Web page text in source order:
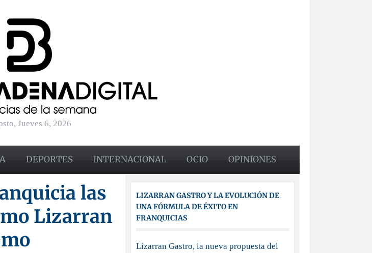
Jueves 6, 2026
DEPORTES INTERNACIONAL OCIO OPINIONES
las
Lizarran
LIZARRAN GASTRO Y LA EVOLUCIÓN DE
UNA FÓRMULA DE ÉXITO EN
FRANQUICIAS
Lizarran Gastro, la nueva propuesta del